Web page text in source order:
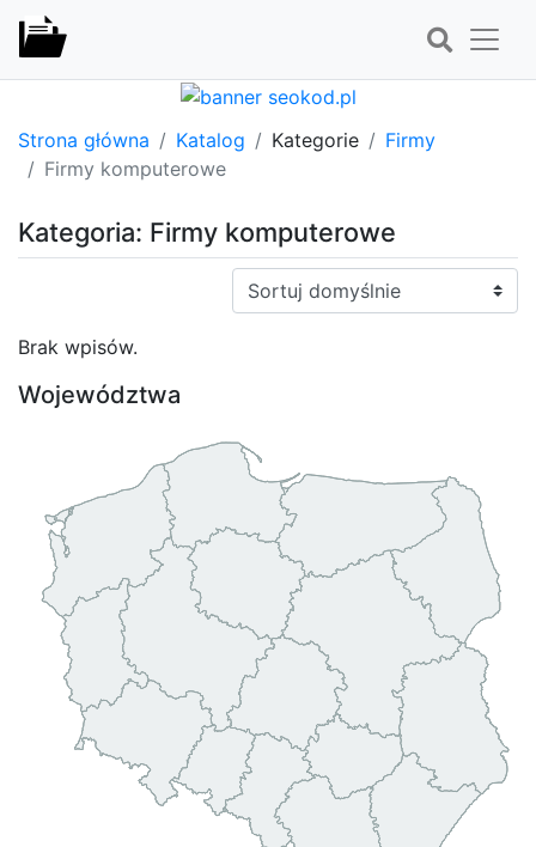
Strona główna Katalog Kategorie
Firmy
Firmy komputerowe
Kategoria: Firmy komputerowe
Sortuj:
Brak wpisów.
Województwa